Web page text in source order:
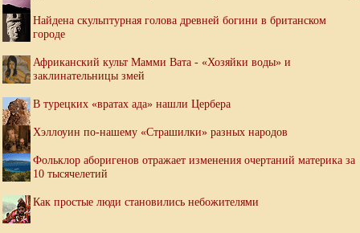
Найдена скульптурная голова древней богини в британском
городе
Африканский культ Мамми Вата - «Хозяйки воды» и
заклинательницы змей
В турецких «вратах ада» нашли Цербера
Хэллоуин по-нашему «Страшилки» разных народов
Фольклор аборигенов отражает изменения очертаний материка за
10 тысячелетий
Как простые люди становились небожителями